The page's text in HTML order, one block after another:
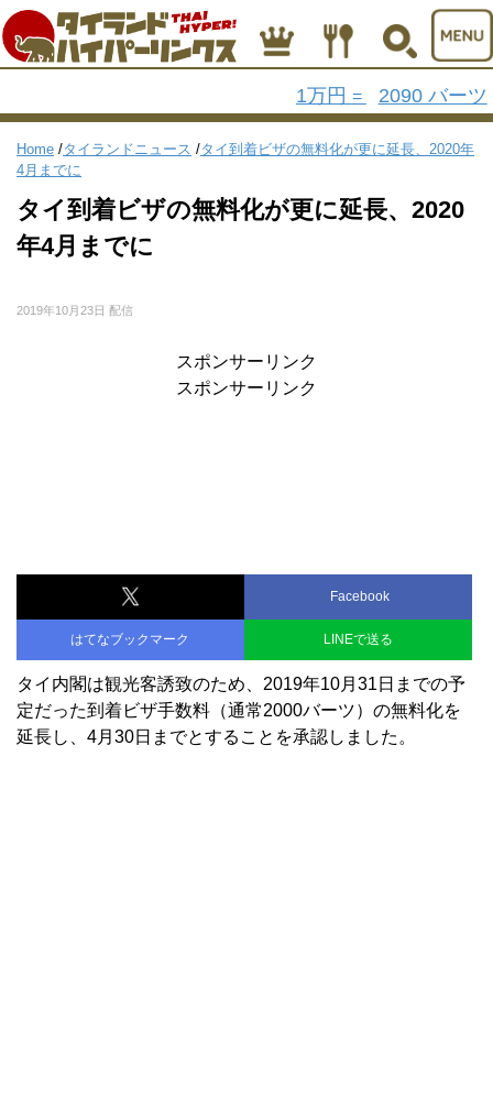
1万円 = 2090 バーツ
Home /タイランドニュース /タイ到着ビザの無料化が更に延長、2020年
4月までに
タイ到着ビザの無料化が更に延長、2020
年4月までに
2019年10月23日 配信
スポンサーリンク
スポンサーリンク
Facebook
はてなブックマーク LINEで送る
タイ内閣は観光客誘致のため、2019年10月31日までの予
定だった到着ビザ手数料（通常2000バーツ）の無料化を
延長し、4月30日までとすることを承認しました。